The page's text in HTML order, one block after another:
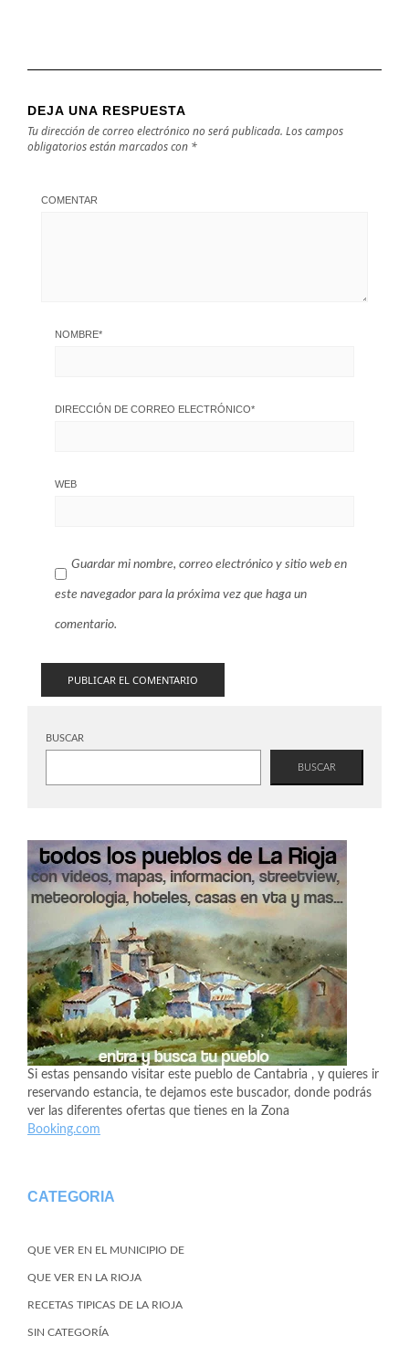
DEJA UNA RESPUESTA
Tu dirección de correo electrónico no será publicada. Los campos
obligatorios están marcados con *
COMENTAR
NOMBRE*
DIRECCIÓN DE CORREO ELECTRÓNICO*
WEB
Guardar mi nombre, correo electrónico y sitio web en
este navegador para la próxima vez que haga un
comentario.
BUSCAR
BUSCAR
Si estas pensando visitar este pueblo de Cantabria , y quieres ir
reservando estancia, te dejamos este buscador, donde podrás
ver las diferentes ofertas que tienes en la Zona
Booking.com
CATEGORIA
QUE VER EN EL MUNICIPIO DE
QUE VER EN LA RIOJA
RECETAS TIPICAS DE LA RIOJA
SIN CATEGORÍA